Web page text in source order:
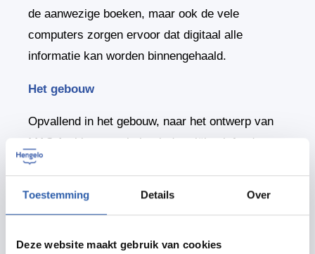
Toestemming Details Over
Deze website maakt gebruik van cookies
de aanwezige boeken, maar ook de vele
computers zorgen ervoor dat digitaal alle
informatie kan worden binnengehaald.
Het gebouw
Opvallend in het gebouw, naar het ontwerp van
MAS Architectuur, is het industriële plafond, waar
de leidingen en de zilverkleurige luchtbuizen niet
betonnen pilaren zijn onbehandeld. Toch doet de
basis is hier en daar opgefleurd met kleur.